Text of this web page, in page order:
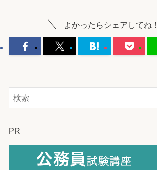
よかったらシェアしてね！
PR